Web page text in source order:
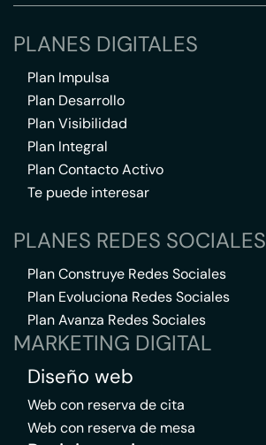
PLANES DIGITALES
Plan Impulsa
Plan Desarrollo
Plan Visibilidad
Plan Integral
Plan Contacto Activo
Te puede interesar
PLANES REDES SOCIALES
Plan Construye Redes Sociales
Plan Evoluciona Redes Sociales
Plan Avanza Redes Sociales
MARKETING DIGITAL
Diseño web
Web con reserva de cita
Web con reserva de mesa